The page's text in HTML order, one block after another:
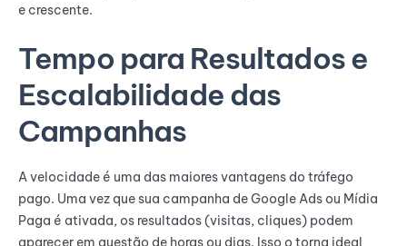
e crescente.
Tempo para Resultados e
Escalabilidade das
Campanhas
A velocidade é uma das maiores vantagens do tráfego
pago. Uma vez que sua campanha de Google Ads ou Mídia
Paga é ativada, os resultados (visitas, cliques) podem
aparecer em questão de horas ou dias. Isso o torna ideal